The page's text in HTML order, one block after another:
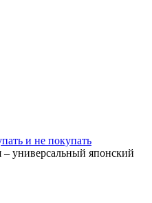
и не покупать
универсальный японский